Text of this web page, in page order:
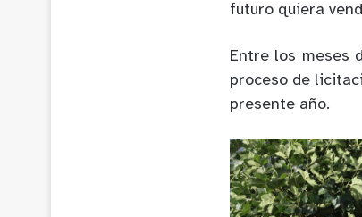
futuro quiera
Entre los meses
proceso de
presente año.